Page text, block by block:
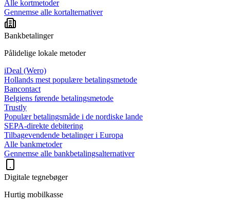
Alle kortmetoder
Gennemse alle kortalternativer
Bankbetalinger
Pålidelige lokale metoder
iDeal (Wero)
Hollands mest populære betalingsmetode
Bancontact
Belgiens førende betalingsmetode
Trustly
Populær betalingsmåde i de nordiske lande
SEPA-direkte debitering
Tilbagevendende betalinger i Europa
Alle bankmetoder
Gennemse alle bankbetalingsalternativer
Digitale tegnebøger
Hurtig mobilkasse